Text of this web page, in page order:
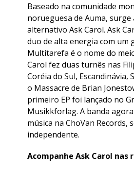
Baseado na comunidade
norueguesa de Auma, surge
alternativo Ask Carol. Ask
duo de alta energia com um
Multitarefa é o nome do
Carol fez duas turnês nas
Coréia do Sul, Escandinávia,
o Massacre de Brian
primeiro EP foi lançado no
Musikkforlag. A banda
música na ChoVan Records,
independente.
Acompanhe Ask Carol nas